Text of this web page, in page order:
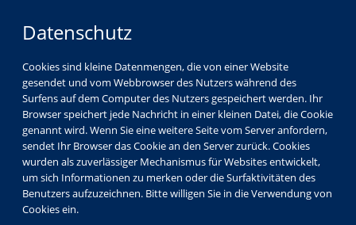
Datenschutz
Cookies sind kleine Datenmengen, die von einer Website
gesendet und vom Webbrowser des Nutzers während des
Surfens auf dem Computer des Nutzers gespeichert werden. Ihr
Browser speichert jede Nachricht in einer kleinen Datei, die Cookie
genannt wird. Wenn Sie eine weitere Seite vom Server anfordern,
sendet Ihr Browser das Cookie an den Server zurück. Cookies
wurden als zuverlässiger Mechanismus für Websites entwickelt,
um sich Informationen zu merken oder die Surfaktivitäten des
Benutzers aufzuzeichnen. Bitte willigen Sie in die Verwendung von
Cookies ein.
Programm Beruf & EDV